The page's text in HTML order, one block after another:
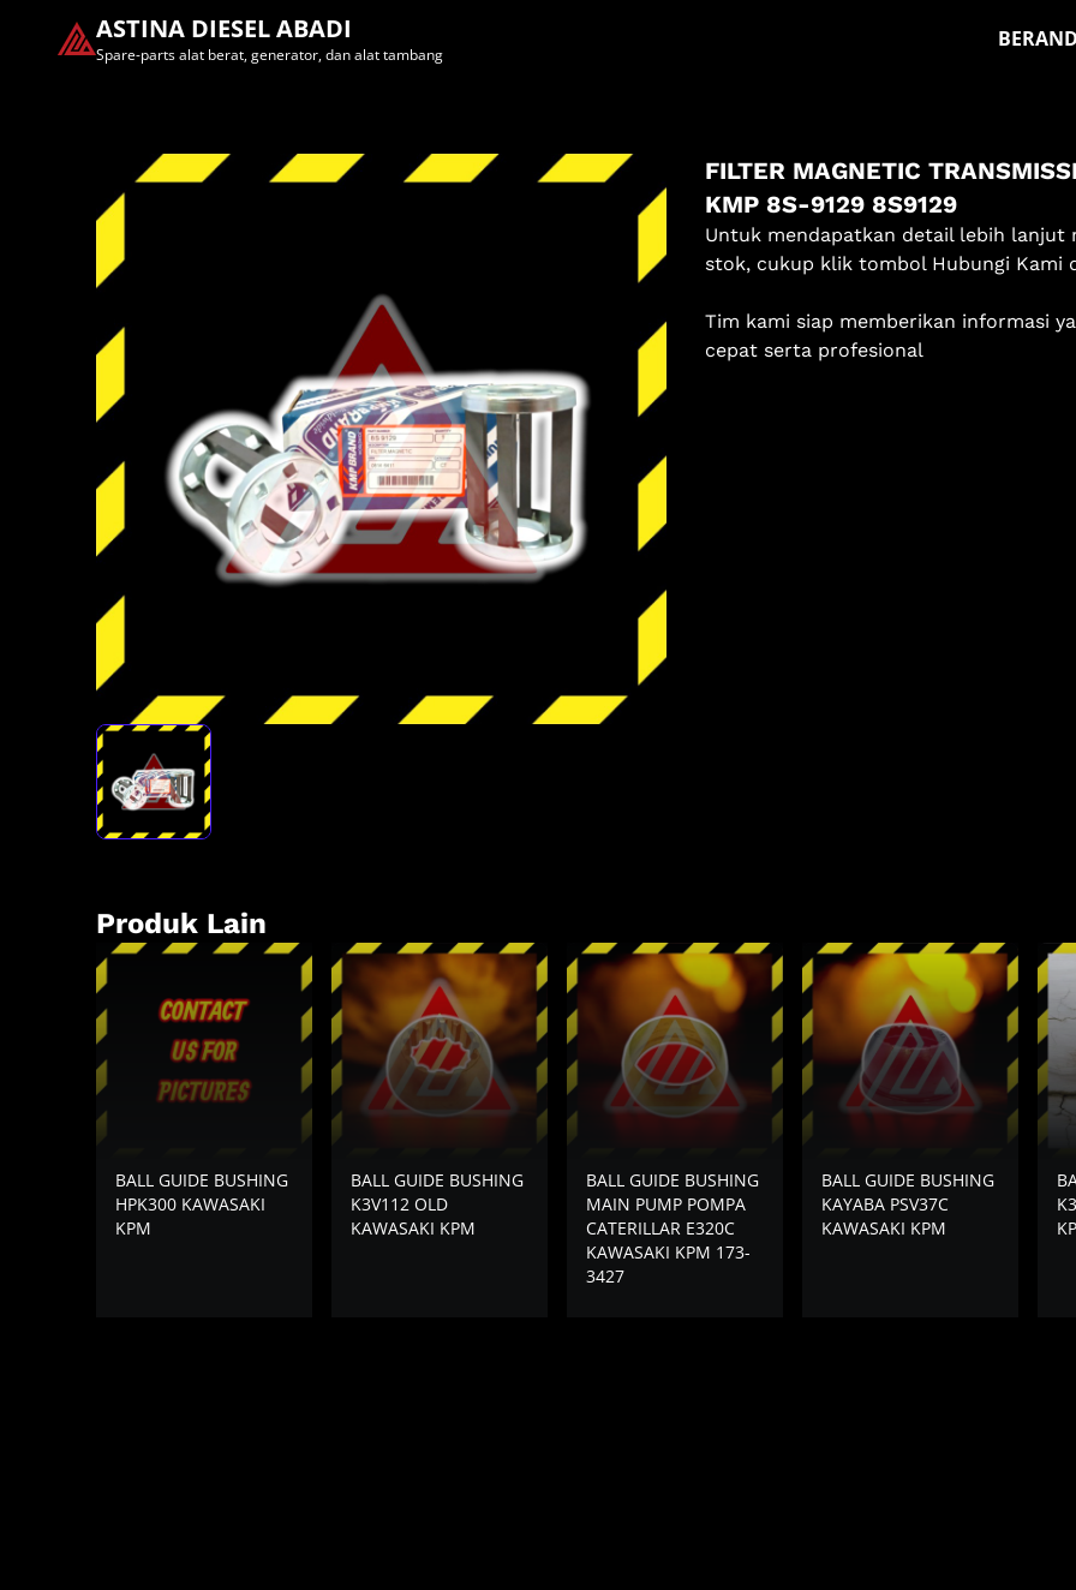
ASTINA DIESEL ABADI
Spare-parts alat berat, generator, dan alat tambang
Masuk
Lanjutkan dengan Google
dengan
Ketentuan Layanandan Kebijakan Privasikami.
FILTER MAGNETIC
KMP 8S-9129 8S9129
Untuk mendapatkan detail lebih lanjut
stok, cukup klik tombol Hubungi Kami
Tim kami siap memberikan informasi
cepat serta profesional
Produk Lain
BALL GUIDE BUSHING
HPK300 KAWASAKI
KPM
BALL GUIDE BUSHING
K3V112 OLD
KAWASAKI KPM
BALL GUIDE BUSHING
MAIN PUMP POMPA
CATERILLAR E320C
KAWASAKI KPM 173-
3427
BALL GUIDE BUSHING
KAYABA PSV37C
KAWASAKI KPM